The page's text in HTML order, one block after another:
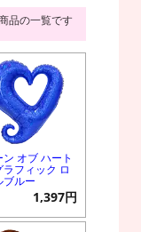
品の一覧です
オブ ハート
フィック ロ
ブルー
1,397円